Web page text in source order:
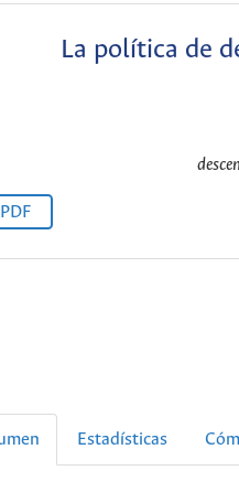
La política de
PDF
Estadísticas